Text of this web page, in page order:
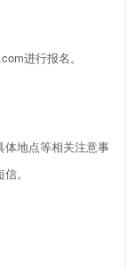
进行报名。
体地点等相关注意事
。